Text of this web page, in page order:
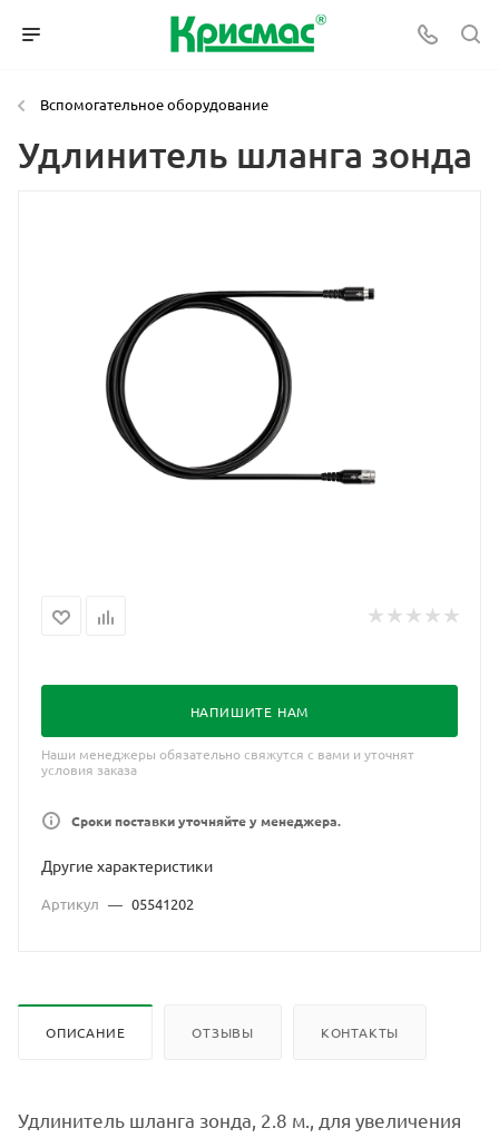
Вспомогательное оборудование
Удлинитель шланга зонда
НАПИШИТЕ НАМ
Наши менеджеры обязательно свяжутся с вами и уточнят
условия заказа
Сроки поставки уточняйте у менеджера.
Другие характеристики
Артикул — 05541202
ОПИСАНИЕ ОТЗЫВЫ КОНТАКТЫ
Удлинитель шланга зонда, 2.8 м., для увеличения